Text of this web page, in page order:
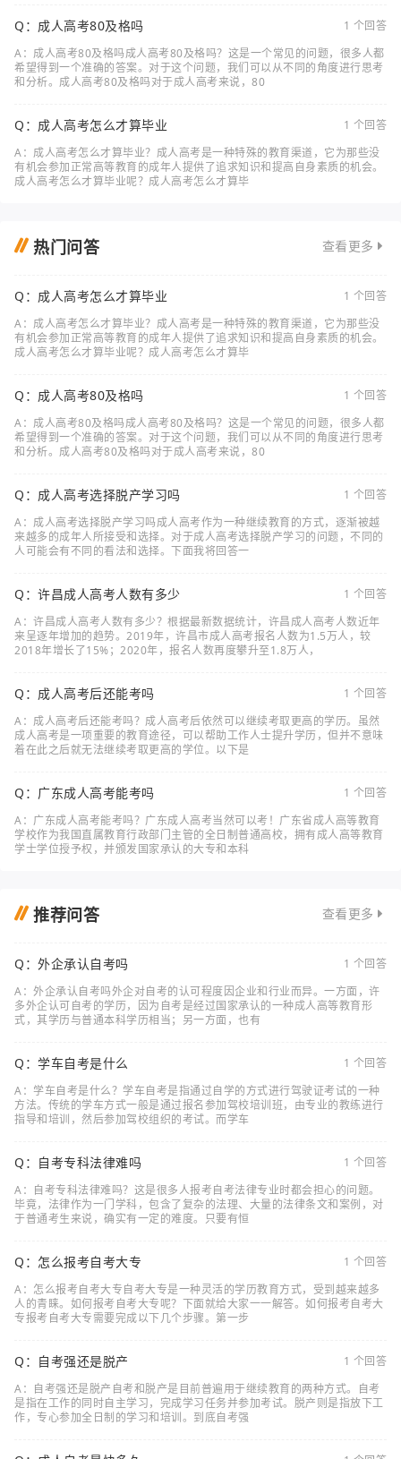
Q：成人高考80及格吗
1 个回答
A：成人高考80及格吗成人高考80及格吗？这是一个常见的问题，很多人都
希望得到一个准确的答案。对于这个问题，我们可以从不同的角度进行思考
和分析。成人高考80及格吗对于成人高考来说，80
Q：成人高考怎么才算毕业
1 个回答
A：成人高考怎么才算毕业？成人高考是一种特殊的教育渠道，它为那些没
有机会参加正常高等教育的成年人提供了追求知识和提高自身素质的机会。
成人高考怎么才算毕业呢？成人高考怎么才算毕
热门问答 查看更多
Q：成人高考怎么才算毕业
1 个回答
A：成人高考怎么才算毕业？成人高考是一种特殊的教育渠道，它为那些没
有机会参加正常高等教育的成年人提供了追求知识和提高自身素质的机会。
成人高考怎么才算毕业呢？成人高考怎么才算毕
Q：成人高考80及格吗
1 个回答
A：成人高考80及格吗成人高考80及格吗？这是一个常见的问题，很多人都
希望得到一个准确的答案。对于这个问题，我们可以从不同的角度进行思考
和分析。成人高考80及格吗对于成人高考来说，80
Q：成人高考选择脱产学习吗
1 个回答
A：成人高考选择脱产学习吗成人高考作为一种继续教育的方式，逐渐被越
来越多的成年人所接受和选择。对于成人高考选择脱产学习的问题，不同的
人可能会有不同的看法和选择。下面我将回答一
Q：许昌成人高考人数有多少
1 个回答
A：许昌成人高考人数有多少？根据最新数据统计，许昌成人高考人数近年
来呈逐年增加的趋势。2019年，许昌市成人高考报名人数为1.5万人，较
2018年增长了15%；2020年，报名人数再度攀升至1.8万人，
Q：成人高考后还能考吗
1 个回答
A：成人高考后还能考吗？成人高考后依然可以继续考取更高的学历。虽然
成人高考是一项重要的教育途径，可以帮助工作人士提升学历，但并不意味
着在此之后就无法继续考取更高的学位。以下是
Q：广东成人高考能考吗
1 个回答
A：广东成人高考能考吗？广东成人高考当然可以考！广东省成人高等教育
学校作为我国直属教育行政部门主管的全日制普通高校，拥有成人高等教育
学士学位授予权，并颁发国家承认的大专和本科
推荐问答 查看更多
Q：外企承认自考吗
1 个回答
A：外企承认自考吗外企对自考的认可程度因企业和行业而异。一方面，许
多外企认可自考的学历，因为自考是经过国家承认的一种成人高等教育形
式，其学历与普通本科学历相当；另一方面，也有
Q：学车自考是什么
1 个回答
A：学车自考是什么？学车自考是指通过自学的方式进行驾驶证考试的一种
方法。传统的学车方式一般是通过报名参加驾校培训班，由专业的教练进行
指导和培训，然后参加驾校组织的考试。而学车
Q：自考专科法律难吗
1 个回答
A：自考专科法律难吗？这是很多人报考自考法律专业时都会担心的问题。
毕竟，法律作为一门学科，包含了复杂的法理、大量的法律条文和案例，对
于普通考生来说，确实有一定的难度。只要有恒
Q：怎么报考自考大专
1 个回答
A：怎么报考自考大专自考大专是一种灵活的学历教育方式，受到越来越多
人的青睐。如何报考自考大专呢？下面就给大家一一解答。如何报考自考大
专报考自考大专需要完成以下几个步骤。第一步
Q：自考强还是脱产
1 个回答
A：自考强还是脱产自考和脱产是目前普遍用于继续教育的两种方式。自考
是指在工作的同时自主学习，完成学习任务并参加考试。脱产则是指放下工
作，专心参加全日制的学习和培训。到底自考强